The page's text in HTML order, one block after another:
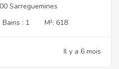
Sarreguemines
: 1 M²: 618
Il y a 6 mois